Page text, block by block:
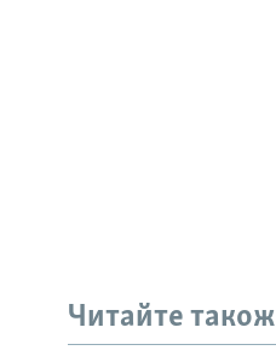
Читайте також